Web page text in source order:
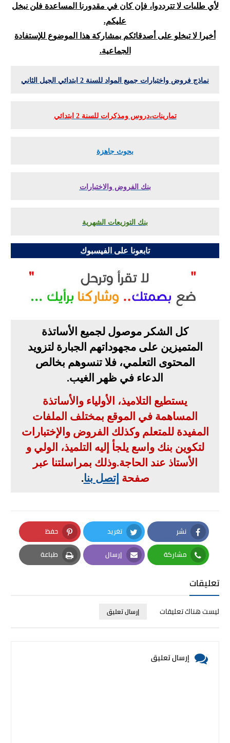
لأي طلبات لا تترددوا، فإن كان في مقدورنا المساعدة فلن نبخل
عليكم.
أخيرا لا تبخلو على أصدقائكم بمشاركة هذا الموضوع للإستفادة
الجماعية.
نماذج فروض واختبارات جميع المواد للسنة 2 ابتدائي الجيل الثاني
تمارينات،دروس ومذكرات للسنة 2 ابتدائي
بحوث جاهزة
بنك الفروض والاختبارات
بنك التوزيعات الشهرية
تابعونا على الفيسبوك
كل الشكر موصول لجميع الأساتذة
المتميزين على مجهوداتهم الجبارة لتزويد
المحتوى التعلمي، فلا تنسوهم بخالص
الدعاء في ظهر الغيب.
يستطيع التلاميذ، الأولياء والأساتذة
المساهمة في الموقع بمختلف الملفات
المفيدة للمتعلم وكذلك الفروض والإختبارات
لتكوين بنك واسع يلجأ إليه التلميذ، الولي و
الأستاذ عند الحاجة.وذلك بمراسلتنا عبر
صفحة إتصل بنا.
نشر
Facebook
تغريد
Twitter
حفظ
Pinterest
مشاركة
Whatsapp
إرسال
Email
طباعة
Print
تعليقات
ليست هناك تعليقات إرسال تعليق
إرسال تعليق